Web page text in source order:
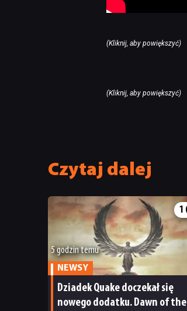
(Kliknij, aby powiększyć)
(Kliknij, aby powiększyć)
Czytaj dalej
1
5 godzin temu
NEWSY
Dziadek Quake doczekał się
nowego dodatku. Dawn of the